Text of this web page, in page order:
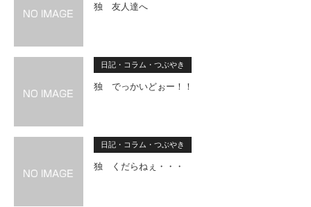
独 友人達へ
日記・コラム・つぶやき
独 でっかいどぉー！！
日記・コラム・つぶやき
独 くだらねぇ・・・